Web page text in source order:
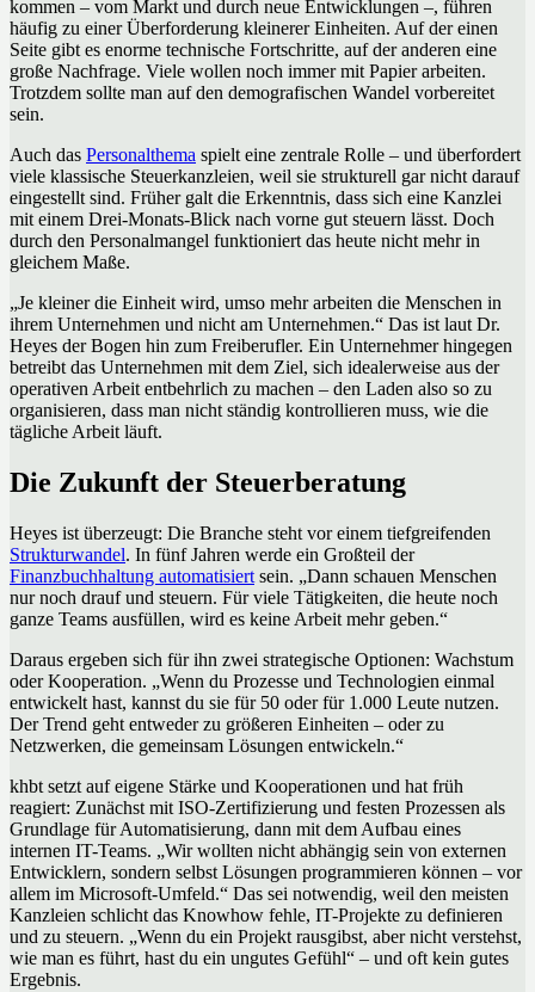
kommen – vom Markt und durch neue Entwicklungen –, führen
häufig zu einer Überforderung kleinerer Einheiten. Auf der einen
Seite gibt es enorme technische Fortschritte, auf der anderen eine
große Nachfrage. Viele wollen noch immer mit Papier arbeiten.
Trotzdem sollte man auf den demografischen Wandel vorbereitet
sein.
Auch das Personalthema spielt eine zentrale Rolle – und überfordert
viele klassische Steuerkanzleien, weil sie strukturell gar nicht darauf
eingestellt sind. Früher galt die Erkenntnis, dass sich eine Kanzlei
mit einem Drei-Monats-Blick nach vorne gut steuern lässt. Doch
durch den Personalmangel funktioniert das heute nicht mehr in
gleichem Maße.
„Je kleiner die Einheit wird, umso mehr arbeiten die Menschen in
ihrem Unternehmen und nicht am Unternehmen.“ Das ist laut Dr.
Heyes der Bogen hin zum Freiberufler. Ein Unternehmer hingegen
betreibt das Unternehmen mit dem Ziel, sich idealerweise aus der
operativen Arbeit entbehrlich zu machen – den Laden also so zu
organisieren, dass man nicht ständig kontrollieren muss, wie die
tägliche Arbeit läuft.
Die Zukunft der Steuerberatung
Heyes ist überzeugt: Die Branche steht vor einem tiefgreifenden
Strukturwandel. In fünf Jahren werde ein Großteil der
Finanzbuchhaltung automatisiert sein. „Dann schauen Menschen
nur noch drauf und steuern. Für viele Tätigkeiten, die heute noch
ganze Teams ausfüllen, wird es keine Arbeit mehr geben.“
Daraus ergeben sich für ihn zwei strategische Optionen: Wachstum
oder Kooperation. „Wenn du Prozesse und Technologien einmal
entwickelt hast, kannst du sie für 50 oder für 1.000 Leute nutzen.
Der Trend geht entweder zu größeren Einheiten – oder zu
Netzwerken, die gemeinsam Lösungen entwickeln.“
khbt setzt auf eigene Stärke und Kooperationen und hat früh
reagiert: Zunächst mit ISO-Zertifizierung und festen Prozessen als
Grundlage für Automatisierung, dann mit dem Aufbau eines
internen IT-Teams. „Wir wollten nicht abhängig sein von externen
Entwicklern, sondern selbst Lösungen programmieren können – vor
allem im Microsoft-Umfeld.“ Das sei notwendig, weil den meisten
Kanzleien schlicht das Knowhow fehle, IT-Projekte zu definieren
und zu steuern. „Wenn du ein Projekt rausgibst, aber nicht verstehst,
wie man es führt, hast du ein ungutes Gefühl“ – und oft kein gutes
Ergebnis.